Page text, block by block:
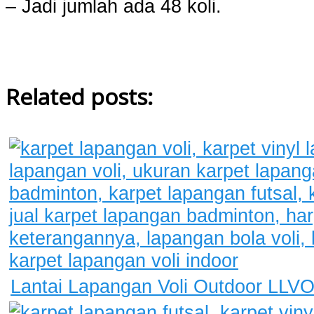
– Jadi jumlah ada 48 koli.
Related posts:
Lantai Lapangan Voli Outdoor